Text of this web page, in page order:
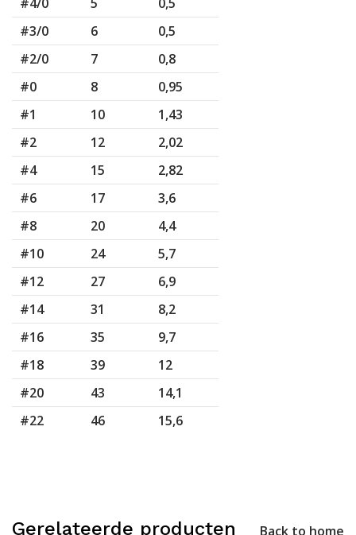
#3/0
6
0,5
#2/0
7
0,8
#0
8
0,95
#1
10
1,43
#2
12
2,02
#4
15
2,82
#6
17
3,6
#8
20
4,4
#10
24
5,7
#12
27
6,9
#14
31
8,2
#16
35
9,7
#18
39
12
#20
43
14,1
#22
46 15,6
Gerelateerde producten Back to home